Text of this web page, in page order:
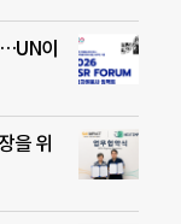
…UN이
을 위